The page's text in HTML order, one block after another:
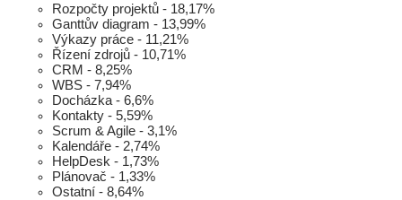
Rozpočty projektů - 18,17%
Ganttův diagram - 13,99%
Výkazy práce - 11,21%
Řízení zdrojů - 10,71%
CRM - 8,25%
WBS - 7,94%
Docházka - 6,6%
Kontakty - 5,59%
Scrum & Agile - 3,1%
Kalendáře - 2,74%
HelpDesk - 1,73%
Plánovač - 1,33%
Ostatní - 8,64%